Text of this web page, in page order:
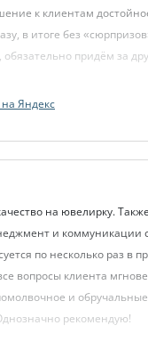
к клиентам
в итоге без
придём за
Яндекс
на ювелирку.
и коммуникации
по несколько раз в
вопросы клиента
и
рекомендую!